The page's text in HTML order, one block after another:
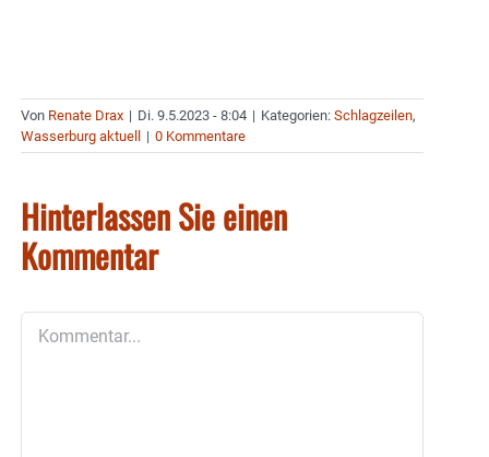
Von Renate Drax | Di. 9.5.2023 - 8:04 | Kategorien: Schlagzeilen,
Wasserburg aktuell
| 0 Kommentare
Hinterlassen Sie einen
Kommentar